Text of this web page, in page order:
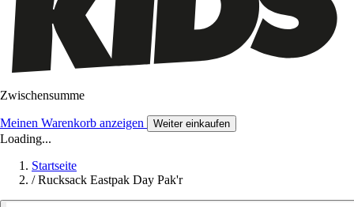
Zwischensumme
Meinen Warenkorb anzeigen Weiter einkaufen
Loading...
Startseite
/ Rucksack Eastpak Day Pak'r